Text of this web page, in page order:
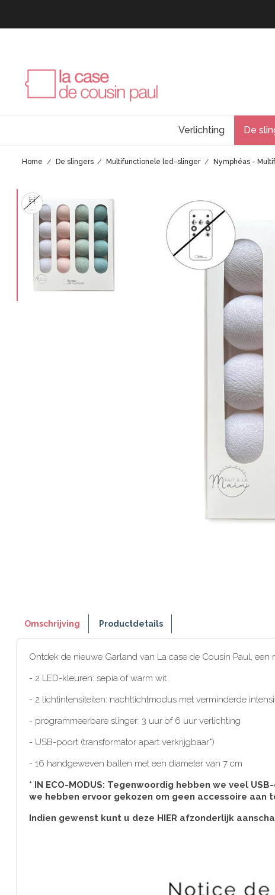
Verlichting De
Home De slingers Multifunctionele led-slinger Nymphéas -
Omschrijving Productdetails
Ontdek de nieuwe Garland van La case de Cousin Paul,
- 2 LED-kleuren: sepia of warm wit
- 2 lichtintensiteiten: nachtlichtmodus met verminderde
- programmeerbare slinger: 3 uur of 6 uur verlichting
- USB-poort (transformator apart verkrijgbaar*)
- 16 handgeweven ballen met een diameter van 7 cm
* IN ECO-MODUS: Tegenwoordig hebben we veel
we hebben ervoor gekozen om geen accessoire aan
Indien gewenst kunt u deze HIER afzonderlijk